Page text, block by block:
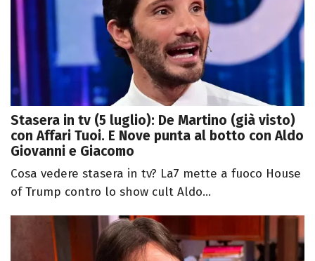
Stasera in tv (5 luglio): De Martino (già visto)
con Affari Tuoi. E Nove punta al botto con Aldo
Giovanni e Giacomo
Cosa vedere stasera in tv? La7 mette a fuoco House
of Trump contro lo show cult Aldo...